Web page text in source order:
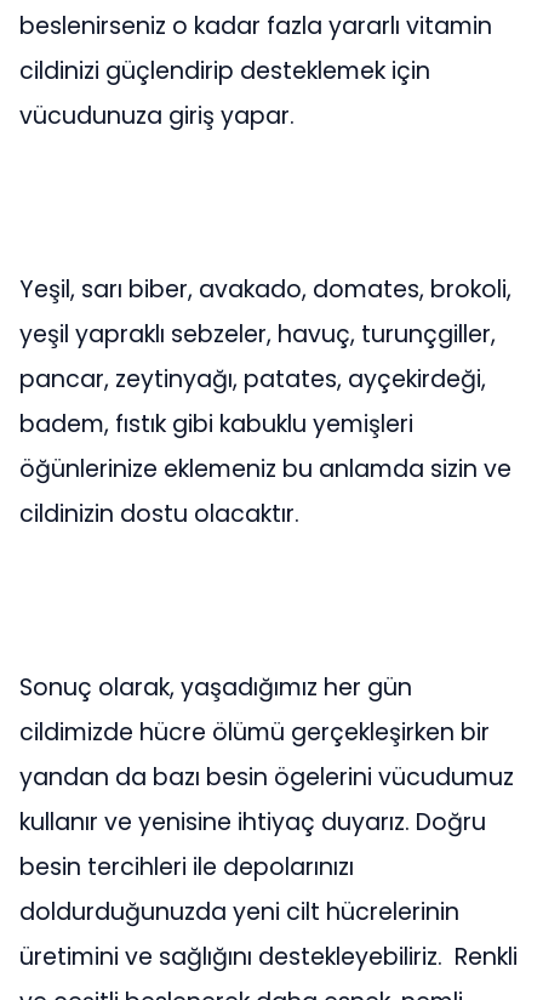
beslenirseniz o kadar fazla yararlı vitamin
cildinizi güçlendirip desteklemek için
vücudunuza giriş yapar.
Yeşil, sarı biber, avakado, domates, brokoli,
yeşil yapraklı sebzeler, havuç, turunçgiller,
pancar, zeytinyağı, patates, ayçekirdeği,
badem, fıstık gibi kabuklu yemişleri
öğünlerinize eklemeniz bu anlamda sizin ve
cildinizin dostu olacaktır.
Sonuç olarak, yaşadığımız her gün
cildimizde hücre ölümü gerçekleşirken bir
yandan da bazı besin ögelerini vücudumuz
kullanır ve yenisine ihtiyaç duyarız. Doğru
besin tercihleri ile depolarınızı
doldurduğunuzda yeni cilt hücrelerinin
üretimini ve sağlığını destekleyebiliriz. Renkli